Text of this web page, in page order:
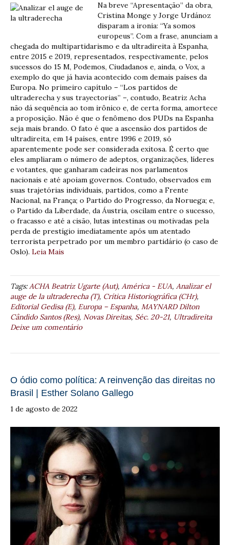
Na breve “Apresentação” da obra,
Cristina Monge y Jorge Urdánoz
disparam a ironia: “Ya somos
europeus”. Com a frase, anunciam a
chegada do multipartidarismo e da ultradireita à Espanha,
entre 2015 e 2019, representados, respectivamente, pelos
sucessos do 15 M, Podemos, Ciudadanos e, ainda, o Vox, a
exemplo do que já havia acontecido com demais países da
Europa. No primeiro capítulo – “Los partidos de
ultraderecha y sus trayectorias” –, contudo, Beatriz Acha
não dá sequência ao tom irônico e, de certa forma, amortece
a proposição. Não é que o fenômeno dos PUDs na Espanha
seja mais brando. O fato é que a ascensão dos partidos de
ultradireita, em 14 países, entre 1996 e 2019, só
aparentemente pode ser considerada exitosa. É certo que
eles ampliaram o número de adeptos, organizações, líderes
e votantes, que ganharam cadeiras nos parlamentos
nacionais e até apoiam governos. Contudo, observados em
suas trajetórias individuais, partidos, como a Frente
Nacional, na França; o Partido do Progresso, da Noruega; e,
o Partido da Liberdade, da Áustria, oscilam entre o sucesso,
o fracasso e até a cisão, lutas intestinas ou motivadas pela
perda de prestígio imediatamente após um atentado
terrorista perpetrado por um membro partidário (o caso de
Oslo). Leia Mais
Tags:ACHA Beatriz Ugarte (Aut), América - EUA, Analizar el
auge de la ultraderecha (T), Crítica Historiográfica (CHr),
Editorial Gedisa (E), Europa – Espanha, MAYNARD Dilton
Cândido Santos (Res), Novas Direitas, Séc. 20-21, Ultradireita
Deixe um comentário
O ódio como política: A reinvenção das direitas no
Brasil | Esther Solano Gallego
1 de agosto de 2022